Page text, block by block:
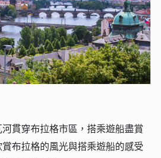
貫穿布拉格市區，搭乘遊船盡賞
布拉格的風光與搭乘遊船的感受